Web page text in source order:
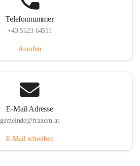
Telefonnummer
+43 5523 64511
Anrufen
E-Mail Adresse
gemeinde@fraxern.at
E-Mail schreiben